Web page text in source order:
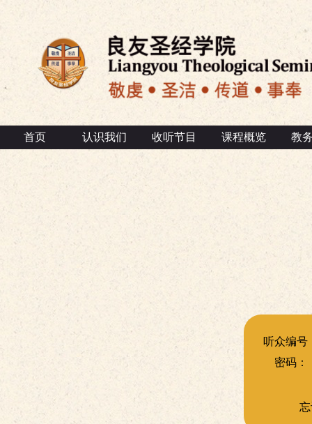
首页 认识我们 收听节目 课程概览 教
听众编号
密码：